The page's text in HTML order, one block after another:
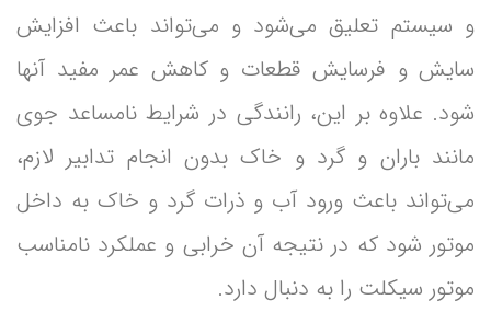
و سیستم تعلیق می‌شود و می‌تواند باعث افزایش
سایش و فرسایش قطعات و کاهش عمر مفید آنها
شود. علاوه بر این، رانندگی در شرایط نامساعد جوی
مانند باران و گرد و خاک بدون انجام تدابیر لازم،
می‌تواند باعث ورود آب و ذرات گرد و خاک به داخل
موتور شود که در نتیجه آن خرابی و عملکرد نامناسب
موتور سیکلت را به دنبال دارد.